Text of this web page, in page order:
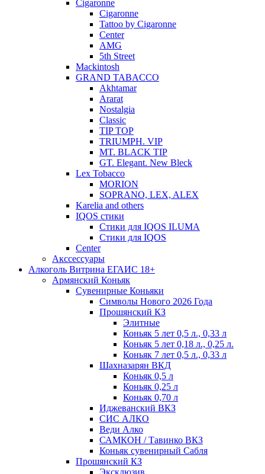
Cigaronne
Cigaronne
Tattoo by Cigaronne
Center
AMG
5th Street
Mackintosh
GRAND TABACCO
Akhtamar
Ararat
Nostalgia
Classic
TIP TOP
TRIUMPH. VIP
MT. BLACK TIP
GT. Elegant. New Bleck
Lex Tobacco
MORION
SOPRANO, LEX, ALEX
Karelia and others
IQOS стики
Стики для IQOS ILUMA
Стики для IQOS
Сenter
Акссессуары
Алкоголь Витрина ЕГАИС 18+
Армянский Коньяк
Сувенирные Коньяки
Символы Нового 2026 Года
Прошянский КЗ
Элитные
Коньяк 5 лет 0,5 л., 0,33 л
Коньяк 5 лет 0,18 л., 0,25 л.
Коньяк 7 лет 0,5 л., 0,33 л
Шахназарян ВКД
Коньяк 0,5 л
Коньяк 0,25 л
Коньяк 0,70 л
Иджеванский ВКЗ
СИС АЛКО
Веди Алко
САМКОН / Тавинко ВКЗ
Коньяк сувенирный Сабля
Прошянский КЗ
Эксклюзив